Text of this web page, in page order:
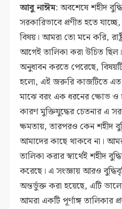
আবু নাঈম: অবশেষে শহীদ
সরকারিভাবে প্রণীত হতে
বিষয়। আমরা তো মনে করি,
আগেই তালিকা করা উচিত
অনুধাবন করতে পেরেছে,
হলো, এই জরুরি কাজটিতে এত
মাঝে বরং এক ধরনের ক্ষোভ
কারণ মুক্তিযুদ্ধের চেতনার এ
ক্ষমতায়, তারপরও কেন শহীদ
আমাদের কাছে থাকবে না।
তালিকা করার স্বার্থেই শহীদ
করেছে। এ সংজ্ঞায় আরও
অন্তর্ভুক্ত করা হয়েছে, এটি
আমরা একটি পূর্ণাঙ্গ তালিকার